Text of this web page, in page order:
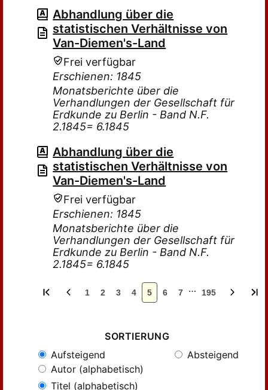
Abhandlung über die
statistischen Verhältnisse von
Van-Diemen's-Land
Frei verfügbar
Erschienen: 1845
Monatsberichte über die
Verhandlungen der Gesellschaft für
Erdkunde zu Berlin - Band N.F.
2.1845= 6.1845
Abhandlung über die
statistischen Verhältnisse von
Van-Diemen's-Land
Frei verfügbar
Erschienen: 1845
Monatsberichte über die
Verhandlungen der Gesellschaft für
Erdkunde zu Berlin - Band N.F.
2.1845= 6.1845
1 2 3 4 5 6 7 … 195
SORTIERUNG
Aufsteigend
Absteigend
Autor (alphabetisch)
Titel (alphabetisch)